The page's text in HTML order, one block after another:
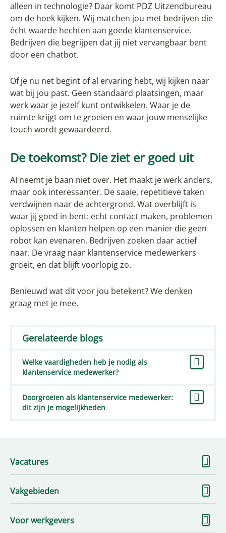
alleen in technologie? Daar komt PDZ Uitzendbureau
om de hoek kijken. Wij matchen jou met bedrijven die
écht waarde hechten aan goede klantenservice.
Bedrijven die begrijpen dat jij niet vervangbaar bent
door een chatbot.
Of je nu net begint of al ervaring hebt, wij kijken naar
wat bij jou past. Geen standaard plaatsingen, maar
werk waar je jezelf kunt ontwikkelen. Waar je de
ruimte krijgt om te groeien en waar jouw menselijke
touch wordt gewaardeerd.
De toekomst? Die ziet er goed uit
AI neemt je baan niet over. Het maakt je werk anders,
maar ook interessanter. De saaie, repetitieve taken
verdwijnen naar de achtergrond. Wat overblijft is
waar jij goed in bent: echt contact maken, problemen
oplossen en klanten helpen op een manier die geen
robot kan evenaren. Bedrijven zoeken daar actief
naar. De vraag naar klantenservice medewerkers
groeit, en dat blijft voorlopig zo.
Benieuwd wat dit voor jou betekent? We denken
graag met je mee.
Gerelateerde blogs
Welke vaardigheden heb je nodig als
klantenservice medewerker?
Doorgroeien als klantenservice medewerker:
dit zijn je mogelijkheden
Vacatures
Vakgebieden
Voor werkgevers